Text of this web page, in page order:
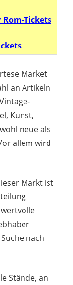
Tickets
Market
an Artikeln
Kunst,
neue als
allem wird
Markt ist
nach
Stände, an